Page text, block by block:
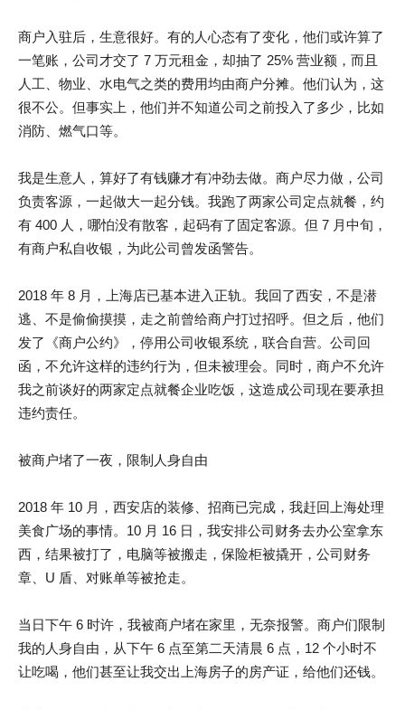
商户入驻后，生意很好。有的人心态有了变化，他们或许算了
一笔账，公司才交了 7 万元租金，却抽了 25% 营业额，而且
人工、物业、水电气之类的费用均由商户分摊。他们认为，这
很不公。但事实上，他们并不知道公司之前投入了多少，比如
消防、燃气口等。
我是生意人，算好了有钱赚才有冲劲去做。商户尽力做，公司
负责客源，一起做大一起分钱。我跑了两家公司定点就餐，约
有 400 人，哪怕没有散客，起码有了固定客源。但 7 月中旬，
有商户私自收银，为此公司曾发函警告。
2018 年 8 月，上海店已基本进入正轨。我回了西安，不是潜
逃、不是偷偷摸摸，走之前曾给商户打过招呼。但之后，他们
发了《商户公约》，停用公司收银系统，联合自营。公司回
函，不允许这样的违约行为，但未被理会。同时，商户不允许
我之前谈好的两家定点就餐企业吃饭，这造成公司现在要承担
违约责任。
被商户堵了一夜，限制人身自由
2018 年 10 月，西安店的装修、招商已完成，我赶回上海处理
美食广场的事情。10 月 16 日，我安排公司财务去办公室拿东
西，结果被打了，电脑等被搬走，保险柜被撬开，公司财务
章、U 盾、对账单等被抢走。
当日下午 6 时许，我被商户堵在家里，无奈报警。商户们限制
我的人身自由，从下午 6 点至第二天清晨 6 点，12 个小时不
让吃喝，他们甚至让我交出上海房子的房产证，给他们还钱。